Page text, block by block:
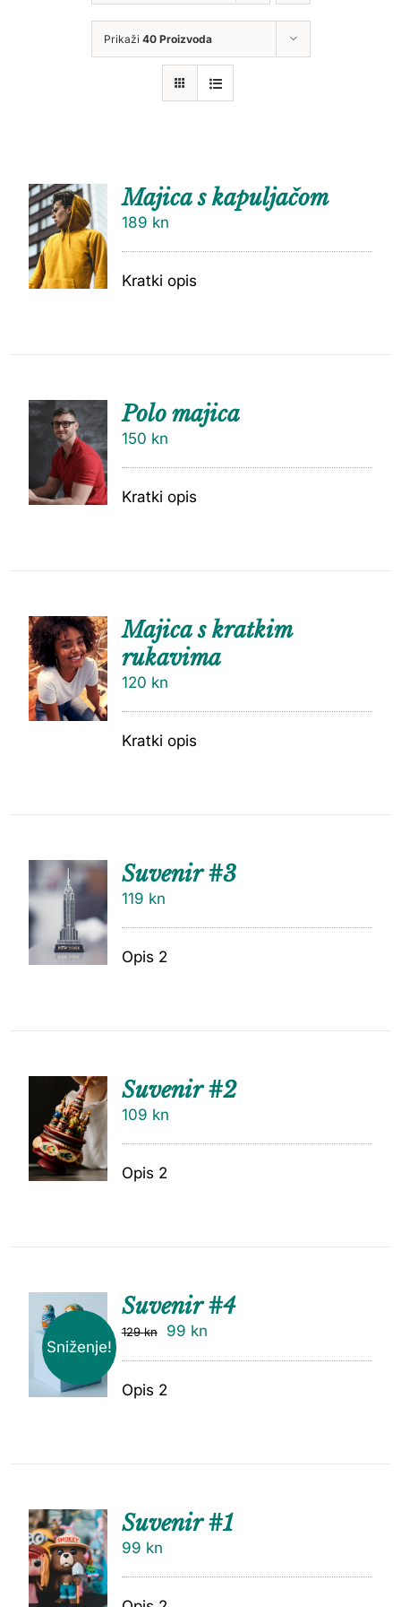
Prikaži 40 Proizvoda
U
KOŠARI
Majica s kapuljačom
189 kn
Kratki opis
DODAJ
U
KOŠARI
Polo majica
150 kn
Kratki opis
DODAJ
U
CU
Majica s kratkim
rukavima
120 kn
Kratki opis
DODAJ
Suvenir #3
119 kn
Opis 2
DODAJ
U
KOŠARI
CU
Suvenir #2
109 kn
Opis 2
Sniženje!
DODAJ
Suvenir #4
129kn 99 kn
Opis 2
DODAJ
U
KOŠARI
CU
Suvenir #1
99 kn